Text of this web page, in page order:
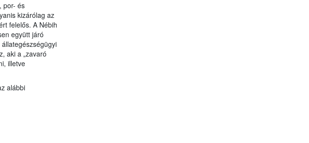
por- és
kizárólag az
felelős. A Nébih
együtt járó
aki a „zavaró
illetve
alábbi